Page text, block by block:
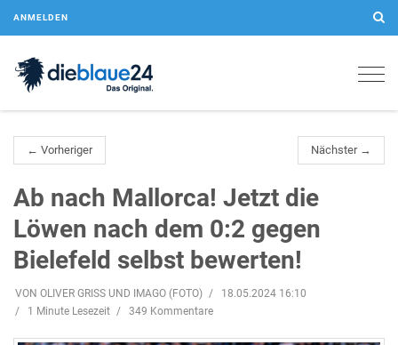
ANMELDEN
← Vorheriger Nächster →
Ab nach Mallorca! Jetzt die
Löwen nach dem 0:2 gegen
Bielefeld selbst bewerten!
VON OLIVER GRISS UND IMAGO (FOTO)
18.05.2024 16:10
1 Minute Lesezeit
349 Kommentare